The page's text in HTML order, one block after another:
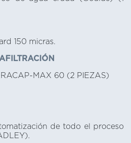
150 micras.
MAX 60 (2 PIEZAS)
de todo el proceso